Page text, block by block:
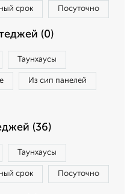
срок Посуточно
(0)
Таунхаусы
Из сип панелей
(36)
Таунхаусы
срок Посуточно